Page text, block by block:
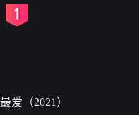
最爱（2021）